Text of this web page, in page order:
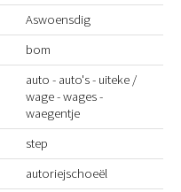
Aswoensdig
bom
auto - auto's - uiteke /
wage - wages -
waegentje
step
autoriejschoeël